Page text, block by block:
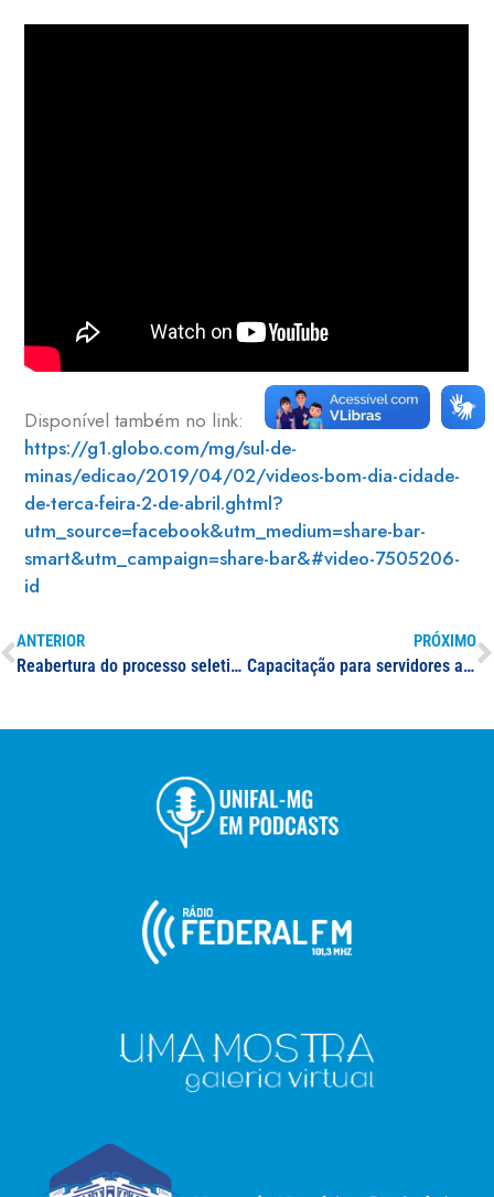
Disponível também no link:
https://g1.globo.com/mg/sul-de-
minas/edicao/2019/04/02/videos-bom-dia-cidade-
de-terca-feira-2-de-abril.ghtml?
utm_source=facebook&utm_medium=share-bar-
smart&utm_campaign=share-bar&#video-7505206-
id
ANTERIOR
Reabertura do processo seletivo para estágio nas áreas de Letras (Licenciatura), Educação ou Ciências Humanas
PRÓXIMO
Capacitação para servidores aborda ética e política de conciliação de conflitos no serviço público